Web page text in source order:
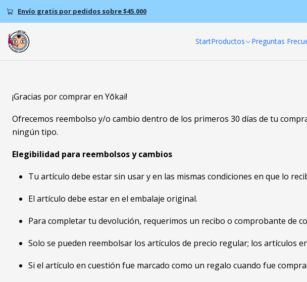
StartProductos Preguntas
Envío gratis por pedidos sobre $45.000
¡Gracias por comprar en Yōkai!
Ofrecemos reembolso y/o cambio dentro de los primeros 30 días de tu
ningún tipo.
Elegibilidad para reembolsos y cambios
Tu artículo debe estar sin usar y en las mismas condiciones en que lo
El artículo debe estar en el embalaje original.
Para completar tu devolución, requerimos un recibo o comprobante de
Solo se pueden reembolsar los artículos de precio regular; los artículos
Si el artículo en cuestión fue marcado como un regalo cuando fue